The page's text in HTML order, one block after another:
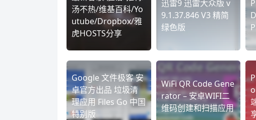
汤不热/维基百科/Yo
utube/Dropbox/雅
虎HOSTS分享
迅雷9 迅雷大众版 v
9.1.37.846 V3 精简
绿色版
Google 文件极客 安
卓官方出品 垃圾清
理应用 Files Go 中国
特别版
WiFi QR Code Gene
rator – 安卓WIFI二
维码创建和扫描应用